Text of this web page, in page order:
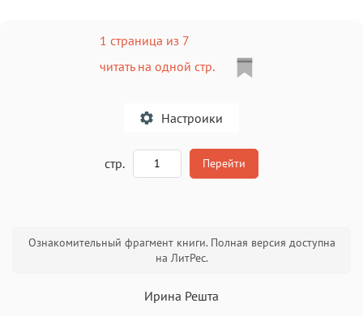
1 страница из 7
читать на одной стр.
Настроики
стр. Перейти
Ознакомительный фрагмент книги. Полная версия доступна
на ЛитРес.
Ирина Решта